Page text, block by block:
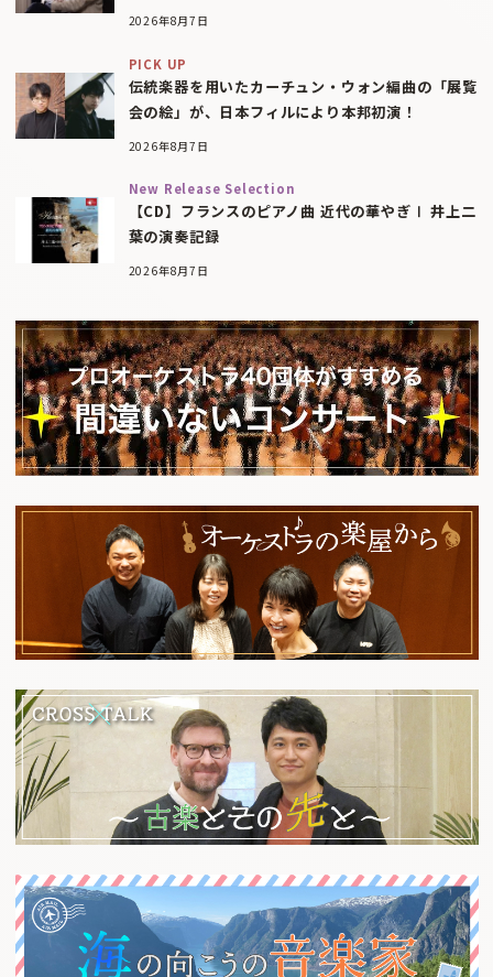
2026年8月7日
PICK UP
伝統楽器を用いたカーチュン・ウォン編曲の「展覧
会の絵」が、日本フィルにより本邦初演！
2026年8月7日
New Release Selection
【CD】フランスのピアノ曲 近代の華やぎⅠ 井上二
葉の演奏記録
2026年8月7日